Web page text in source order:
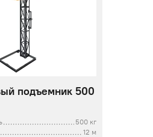
подъемник 500
500 кг
12 м